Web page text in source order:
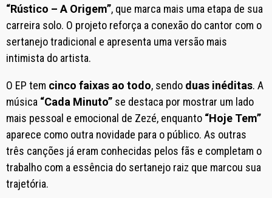
“Rústico – A Origem”, que marca mais uma etapa de sua
carreira solo. O projeto reforça a conexão do cantor com o
sertanejo tradicional e apresenta uma versão mais
intimista do artista.
O EP tem cinco faixas ao todo, sendo duas inéditas. A
música “Cada Minuto” se destaca por mostrar um lado
mais pessoal e emocional de Zezé, enquanto “Hoje Tem”
aparece como outra novidade para o público. As outras
três canções já eram conhecidas pelos fãs e completam o
trabalho com a essência do sertanejo raiz que marcou sua
trajetória.